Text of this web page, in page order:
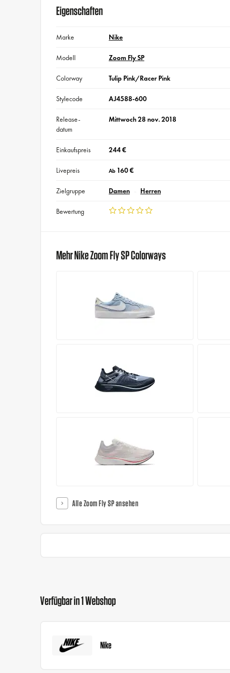
Eigenschaften
Marke Nike
Modell Zoom Fly SP
Colorway Tulip Pink/Racer Pink
Stylecode AJ4588-600
Release-
datum
Mittwoch 28 nov. 2018
Einkaufspreis 244 €
Livepreis Ab160 €
Zielgruppe Damen Herren
Bewertung
Mehr Nike Zoom Fly SP Colorways
Alle Zoom Fly SP ansehen
Verfügbar in 1 Webshop
Nike